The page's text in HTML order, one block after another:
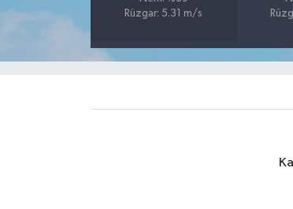
Rüzgar: 5.31 m/s